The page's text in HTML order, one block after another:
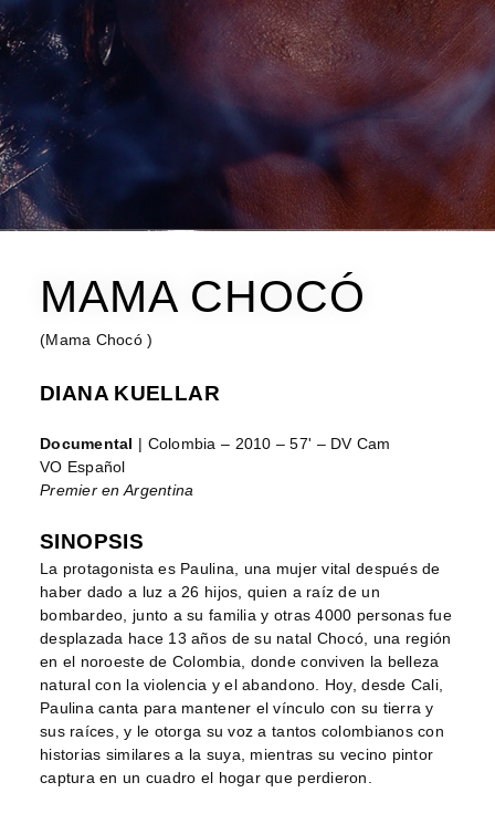
MAMA CHOCÓ
(Mama Chocó )
DIANA KUELLAR
Documental
| Colombia – 2010 – 57' – DV Cam
VO Español
Premier en Argentina
SINOPSIS
La protagonista es Paulina, una mujer vital después de
haber dado a luz a 26 hijos, quien a raíz de un
bombardeo, junto a su familia y otras 4000 personas fue
desplazada hace 13 años de su natal Chocó, una región
en el noroeste de Colombia, donde conviven la belleza
natural con la violencia y el abandono. Hoy, desde Cali,
Paulina canta para mantener el vínculo con su tierra y
sus raíces, y le otorga su voz a tantos colombianos con
historias similares a la suya, mientras su vecino pintor
captura en un cuadro el hogar que perdieron.